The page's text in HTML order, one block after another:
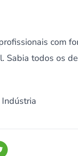
com
Sabia todos os